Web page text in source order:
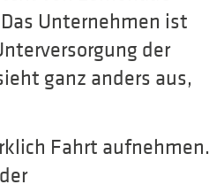
Unternehmen ist
der
ganz anders aus,
Fahrt aufnehmen.